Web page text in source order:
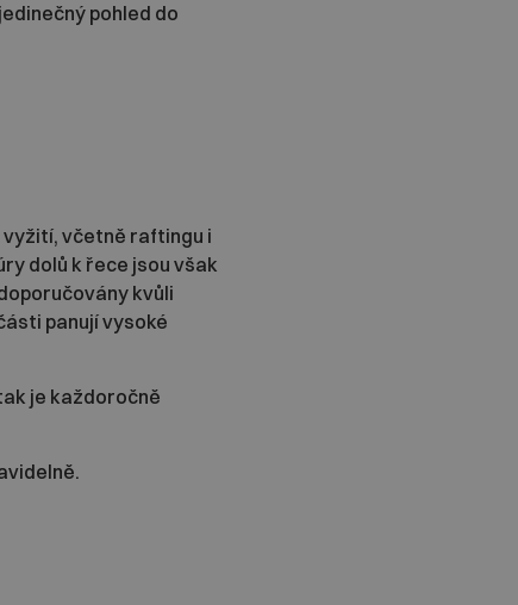
pohled do
vyžití, včetně raftingu i
dolů k řece jsou však
kvůli
panují vysoké
je každoročně